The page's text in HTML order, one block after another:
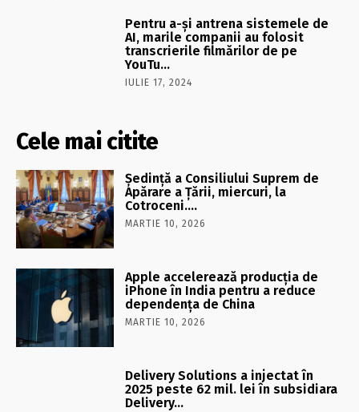
Pentru a-şi antrena sistemele de
AI, marile companii au folosit
transcrierile filmărilor de pe
YouTu…
IULIE 17, 2024
Cele mai citite
Şedinţă a Consiliului Suprem de
Apărare a Ţării, miercuri, la
Cotroceni….
MARTIE 10, 2026
Apple accelerează producția de
iPhone în India pentru a reduce
dependența de China
MARTIE 10, 2026
Delivery Solutions a injectat în
2025 peste 62 mil. lei în subsidiara
Delivery…